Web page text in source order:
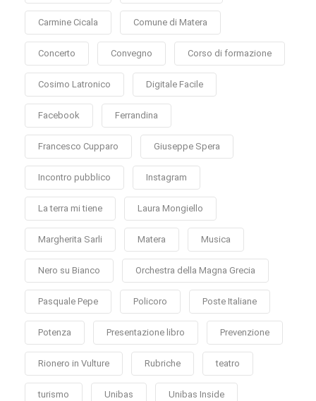
Carmine Cicala Comune di Matera
Concerto Convegno Corso di formazione
Cosimo Latronico Digitale Facile
Facebook Ferrandina
Francesco Cupparo Giuseppe Spera
Incontro pubblico Instagram
La terra mi tiene Laura Mongiello
Margherita Sarli Matera Musica
Nero su Bianco Orchestra della Magna Grecia
Pasquale Pepe Policoro Poste Italiane
Potenza Presentazione libro Prevenzione
Rionero in Vulture Rubriche teatro
turismo Unibas Unibas Inside